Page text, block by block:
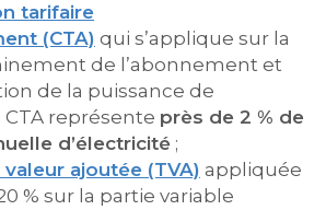
tarifaire
(CTA) qui s’applique sur la
de l’abonnement et
de la puissance de
représente près de 2 % de
d’électricité ;
valeur ajoutée (TVA) appliquée
% sur la partie variable